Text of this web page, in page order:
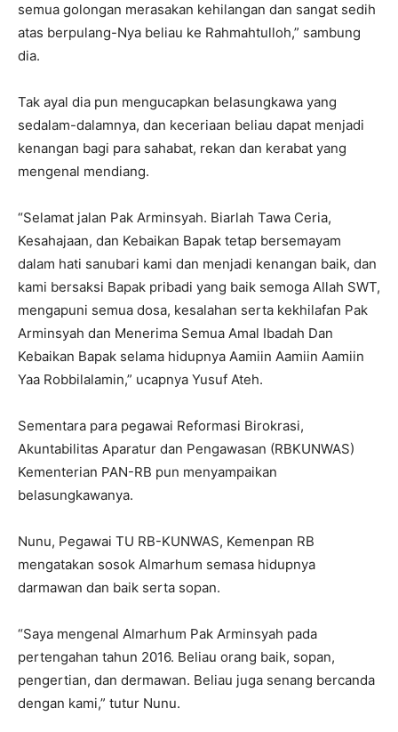
semua golongan merasakan kehilangan dan sangat sedih
atas berpulang-Nya beliau ke Rahmahtulloh,” sambung
dia.
Tak ayal dia pun mengucapkan belasungkawa yang
sedalam-dalamnya, dan keceriaan beliau dapat menjadi
kenangan bagi para sahabat, rekan dan kerabat yang
mengenal mendiang.
“Selamat jalan Pak Arminsyah. Biarlah Tawa Ceria,
Kesahajaan, dan Kebaikan Bapak tetap bersemayam
dalam hati sanubari kami dan menjadi kenangan baik, dan
kami bersaksi Bapak pribadi yang baik semoga Allah SWT,
mengapuni semua dosa, kesalahan serta kekhilafan Pak
Arminsyah dan Menerima Semua Amal Ibadah Dan
Kebaikan Bapak selama hidupnya Aamiin Aamiin Aamiin
Yaa Robbilalamin,” ucapnya Yusuf Ateh.
Sementara para pegawai Reformasi Birokrasi,
Akuntabilitas Aparatur dan Pengawasan (RBKUNWAS)
Kementerian PAN-RB pun menyampaikan
belasungkawanya.
Nunu, Pegawai TU RB-KUNWAS, Kemenpan RB
mengatakan sosok Almarhum semasa hidupnya
darmawan dan baik serta sopan.
“Saya mengenal Almarhum Pak Arminsyah pada
pertengahan tahun 2016. Beliau orang baik, sopan,
pengertian, dan dermawan. Beliau juga senang bercanda
dengan kami,” tutur Nunu.